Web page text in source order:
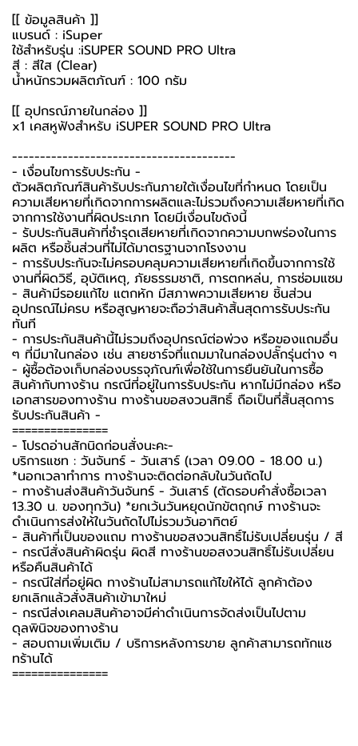
[[ ข้อมูลสินค้า ]]
แบรนด์ : iSuper
ใช้สำหรับรุ่น :iSUPER SOUND PRO Ultra
สี : สีใส (Clear)
น้ำหนักรวมผลิตภัณฑ์ : 100 กรัม
[[ อุปกรณ์ภายในกล่อง ]]
x1 เคสหูฟังสำหรับ iSUPER SOUND PRO Ultra
----------------------------------------
-️ เงื่อนไขการรับประกัน -️
ตัวผลิตภัณฑ์สินค้ารับประกันภายใต้เงื่อนไขที่กำหนด โดยเป็น
ความเสียหายที่เกิดจากการผลิตและไม่รวมถึงความเสียหายที่เกิด
จากการใช้งานที่ผิดประเภท โดยมีเงื่อนไขดังนี้
- รับประกันสินค้าที่ชำรุดเสียหายที่เกิดจากความบกพร่องในการ
ผลิต หรือชิ้นส่วนที่ไม่ได้มาตรฐานจากโรงงาน
- การรับประกันจะไม่ครอบคลุมความเสียหายที่เกิดขึ้นจากการใช้
งานที่ผิดวิธี, อุบัติเหตุ, ภัยธรรมชาติ, การตกหล่น, การซ่อมแซม
- สินค้ามีรอยแก้ไข แตกหัก มีสภาพความเสียหาย ชิ้นส่วน
อุปกรณ์ไม่ครบ หรือสูญหายจะถือว่าสินค้าสิ้นสุดการรับประกัน
ทันที
- การประกันสินค้านี้ไม่รวมถึงอุปกรณ์ต่อพ่วง หรือของแถมอื่น
ๆ ที่มีมาในกล่อง เช่น สายชาร์จที่แถมมาในกล่องปลั๊กรุ่นต่าง ๆ
-️ ผู้ซื้อต้องเก็บกล่องบรรจุภัณฑ์เพื่อใช้ในการยืนยันในการซื้อ
สินค้ากับทางร้าน กรณีที่อยู่ในการรับประกัน หากไม่มีกล่อง หรือ
เอกสารของทางร้าน ทางร้านขอสงวนสิทธิ์ ถือเป็นที่สิ้นสุดการ
รับประกันสินค้า -️
===============
-️ โปรดอ่านสักนิดก่อนสั่งนะคะ-️
บริการแชท : วันจันทร์ - วันเสาร์ (เวลา 09.00 - 18.00 น.)
*นอกเวลาทำการ ทางร้านจะติดต่อกลับในวันถัดไป
- ทางร้านส่งสินค้าวันจันทร์ - วันเสาร์ (ตัดรอบคำสั่งซื้อเวลา
13.30 น. ของทุกวัน) *ยกเว้นวันหยุดนักขัตฤกษ์ ทางร้านจะ
ดำเนินการส่งให้ในวันถัดไปไม่รวมวันอาทิตย์
- สินค้าที่เป็นของแถม ทางร้านขอสงวนสิทธิ์ไม่รับเปลี่ยนรุ่น / สี
- กรณีสั่งสินค้าผิดรุ่น ผิดสี ทางร้านขอสงวนสิทธิ์ไม่รับเปลี่ยน
หรือคืนสินค้าได้
- กรณีใส่ที่อยู่ผิด ทางร้านไม่สามารถแก้ไขให้ได้ ลูกค้าต้อง
ยกเลิกแล้วสั่งสินค้าเข้ามาใหม่
- กรณีส่งเคลมสินค้าอาจมีค่าดำเนินการจัดส่งเป็นไปตาม
ดุลพินิจของทางร้าน
- สอบถามเพิ่มเติม / บริการหลังการขาย ลูกค้าสามารถทักแช
ทร้านได้
===============